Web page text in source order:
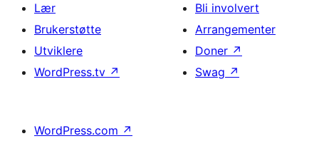
Lær
Brukerstøtte
Utviklere
WordPress.tv ↗
Bli involvert
Arrangementer
Doner ↗
Swag ↗
WordPress.com ↗